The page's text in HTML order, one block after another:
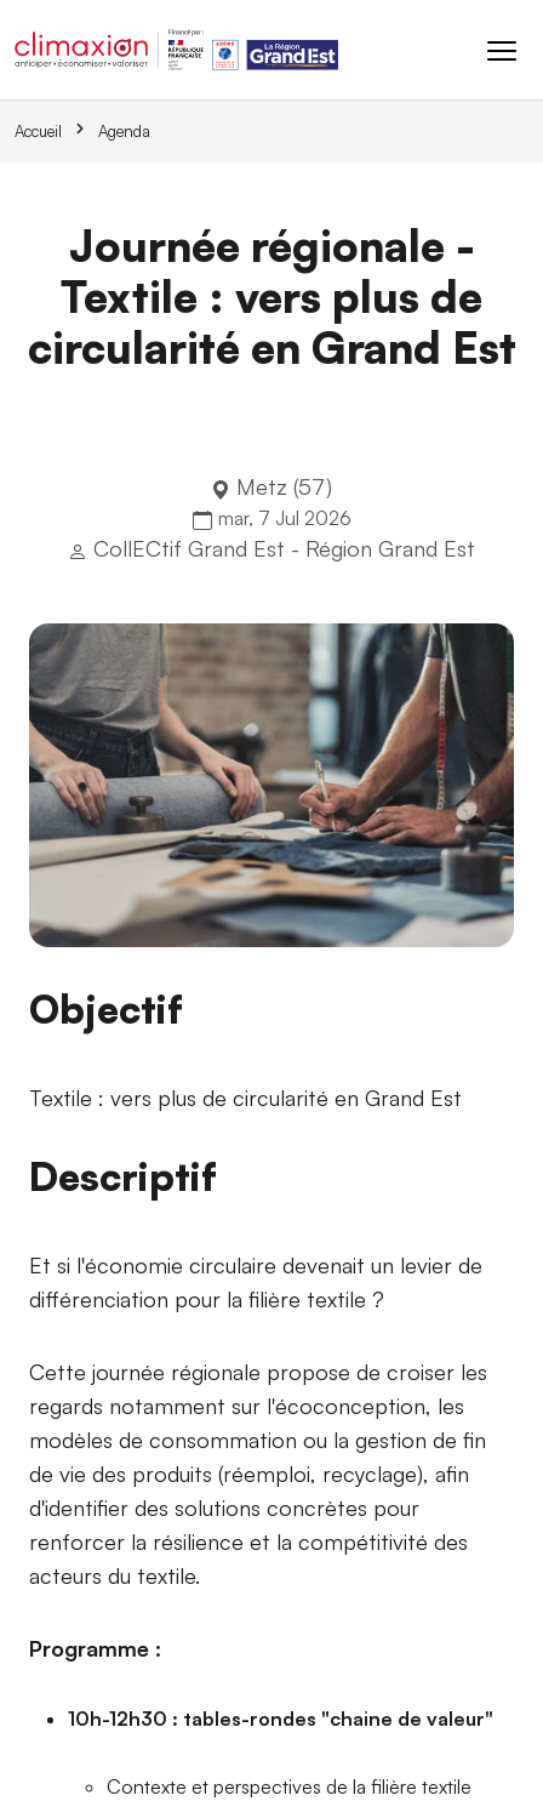
Accueil Agenda
Journée régionale -
Textile : vers plus de
circularité en Grand Est
Metz (57)
mar, 7 Jul 2026
CollECtif Grand Est - Région Grand Est
Objectif
Textile : vers plus de circularité en Grand Est
Descriptif
Et si l'économie circulaire devenait un levier de
différenciation pour la filière textile ?
Cette journée régionale propose de croiser les
regards notamment sur l'écoconception, les
modèles de consommation ou la gestion de fin
de vie des produits (réemploi, recyclage), afin
d'identifier des solutions concrètes pour
renforcer la résilience et la compétitivité des
acteurs du textile.
Programme :
10h-12h30 : tables-rondes "chaine de valeur"
Contexte et perspectives de la filière textile